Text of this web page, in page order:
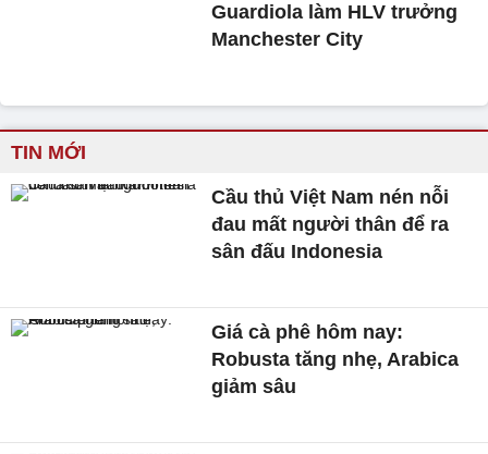
Guardiola làm HLV trưởng
Manchester City
TIN MỚI
Cầu thủ Việt Nam nén nỗi
đau mất người thân để ra
sân đấu Indonesia
Giá cà phê hôm nay:
Robusta tăng nhẹ, Arabica
giảm sâu